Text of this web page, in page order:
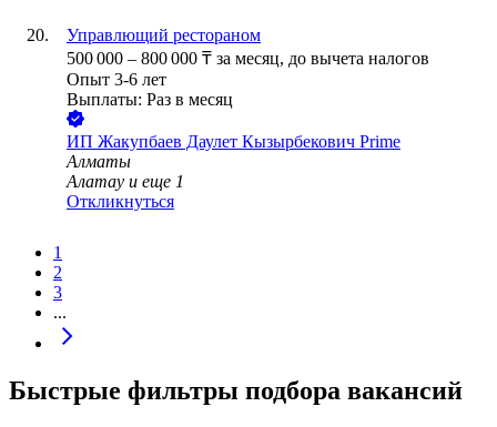
Управлющий рестораном
500 000 – 800 000 ₸ за месяц, до вычета налогов
Опыт 3-6 лет
Выплаты: Раз в месяц
ИП Жакупбаев Даулет Кызырбекович Prime
Алматы
Алатау и еще 1
Откликнуться
1
2
3
...
Быстрые фильтры подбора вакансий